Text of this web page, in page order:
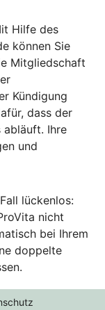
Hilfe des
können Sie
Mitgliedschaft
Kündigung
dass der
abläuft. Ihre
und
lückenlos:
nicht
bei Ihrem
doppelte